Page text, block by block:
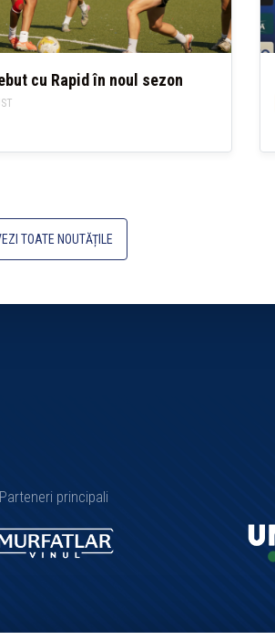
cu Rapid în noul sezon
TOATE NOUTĂȚILE
Parteneri principali